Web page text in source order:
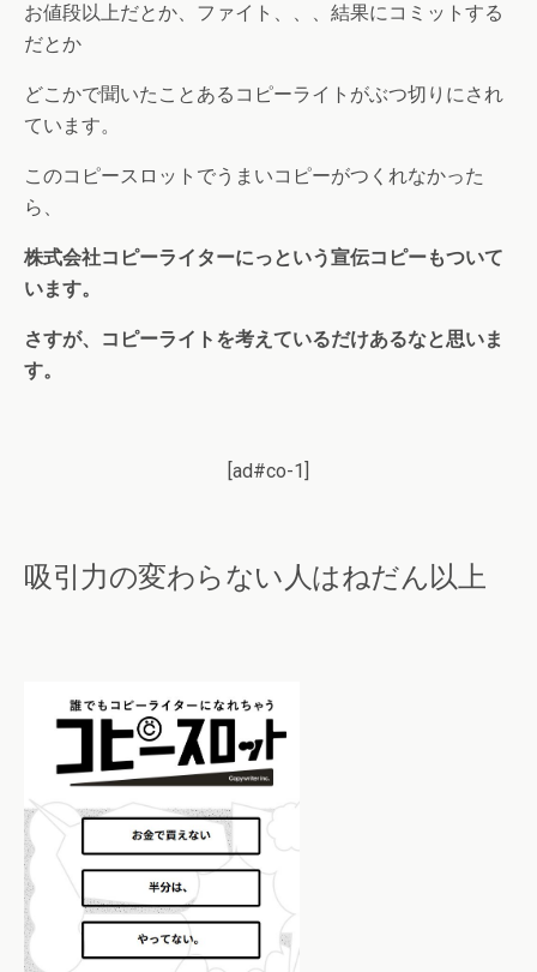
お値段以上だとか、ファイト、、、結果にコミットする
だとか
どこかで聞いたことあるコピーライトがぶつ切りにされ
ています。
このコピースロットでうまいコピーがつくれなかった
ら、
株式会社コピーライターにっという宣伝コピーもついて
います。
さすが、コピーライトを考えているだけあるなと思いま
す。
[ad#co-1]
吸引力の変わらない人はねだん以上